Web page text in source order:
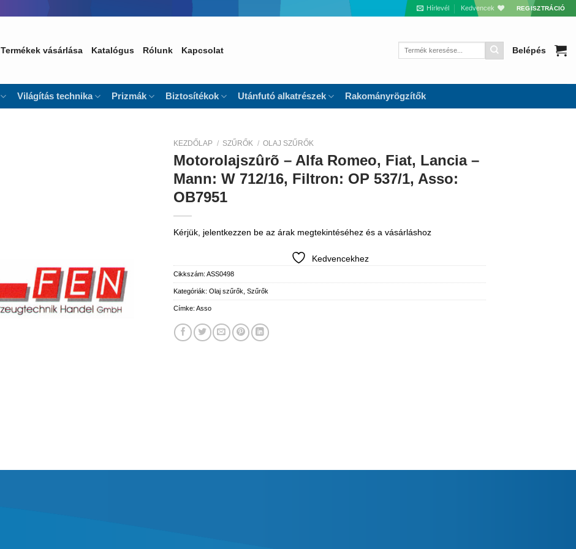
Hírlevél Kedvencek REGISZTRÁCIÓ
Termékek vásárlása Katalógus Rólunk Kapcsolat
Keresés
Belépés
Világítás technika Prizmák Biztosítékok Utánfutó alkatrészek Rakományrögzítők
KEZDŐLAP / SZŰRŐK / OLAJ SZŰRŐK
Motorolajszûrõ – Alfa Romeo, Fiat, Lancia –
Mann: W 712/16, Filtron: OP 537/1, Asso:
OB7951
Kérjük, jelentkezzen be az árak megtekintéséhez és a vásárláshoz
Kedvencekhez
Cikkszám: ASS0498
Kategóriák: Olaj szűrők Szűrők
Címke: Asso